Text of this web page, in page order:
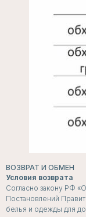
ВОЗВРАТ И ОБМЕН
Условия возврата
Согласно закону РФ
Постановлений
белья и одежды для